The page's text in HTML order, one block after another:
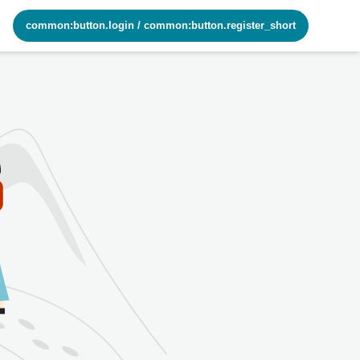
common:button.login / common:button.register_short